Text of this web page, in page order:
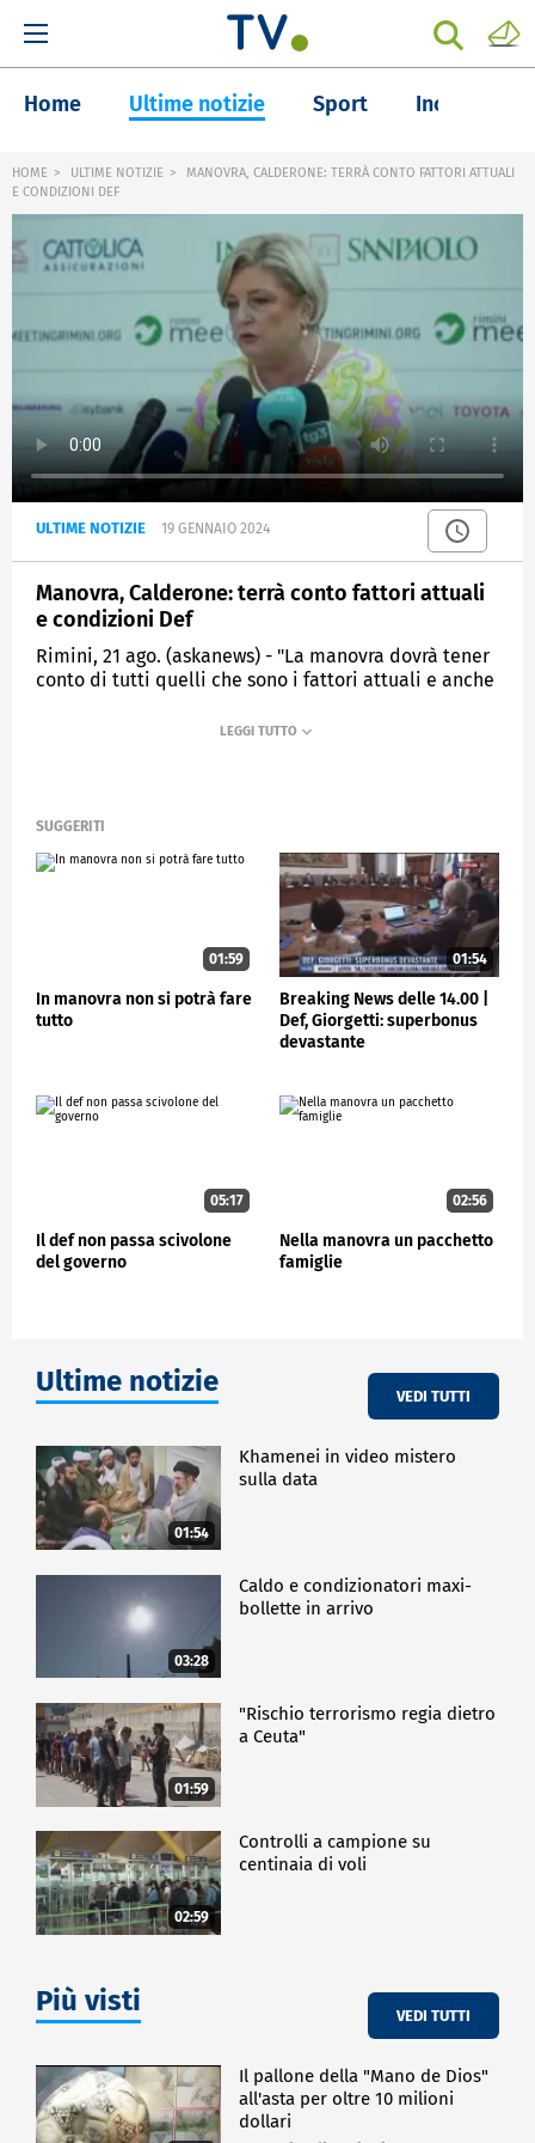
Home Ultime notizie Sport Inchieste
HOME ULTIME NOTIZIE
MANOVRA, CALDERONE: TERRÀ CONTO FATTORI ATTUALI
E CONDIZIONI DEF
ULTIME NOTIZIE 19 GENNAIO 2024
Manovra, Calderone: terrà conto fattori attuali
e condizioni Def
Rimini, 21 ago. (askanews) - "La manovra dovrà tener
conto di tutti quelli che sono i fattori attuali e anche
verranno dal Def. Dobbiamo tener conto della
riflessioni sull'importanza di sostenere il lavoro". Lo
Calderone, in una conferenza stampa al Meeting di
Con Giorgetti "già ci siamo incontrati - ha aggiunto
Calderone -, come ministri abbiamo già fatto delle
richieste al Mef e nei prossimi mesi andremo a
delinearli".
SUGGERITI
01:59
In manovra non si potrà fare
tutto
01:54
Breaking News delle 14.00 |
Def, Giorgetti: superbonus
devastante
05:17
Il def non passa scivolone
del governo
02:56
Nella manovra un pacchetto
famiglie
Ultime notizie VEDI TUTTI
01:54
Khamenei in video mistero
sulla data
03:28
Caldo e condizionatori maxi-
bollette in arrivo
01:59
"Rischio terrorismo regia dietro
a Ceuta"
02:59
Controlli a campione su
centinaia di voli
Più visti VEDI TUTTI
Il pallone della "Mano de Dios"
all'asta per oltre 10 milioni
dollari